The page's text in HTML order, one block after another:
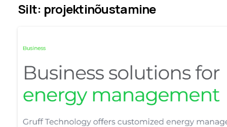
Silt: projektinõustamine